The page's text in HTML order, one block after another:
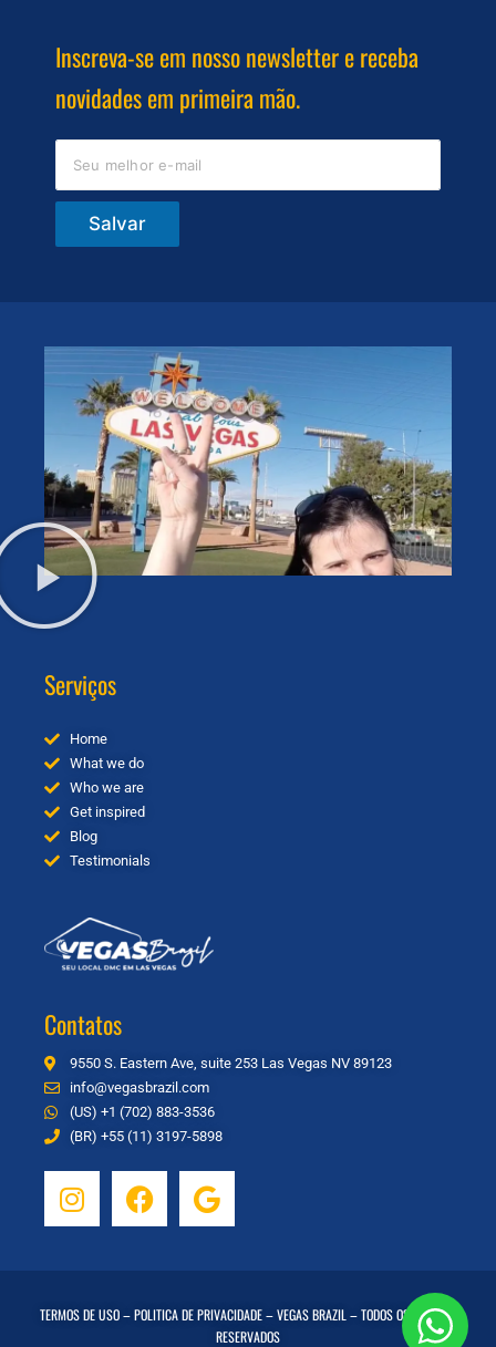
Inscreva-se em nosso newsletter e receba
novidades em primeira mão.
Salvar
Serviços
Home
What we do
Who we are
Get inspired
Blog
Testimonials
Contatos
9550 S. Eastern Ave, suite 253 Las Vegas NV 89123
info@vegasbrazil.com
(US) +1 (702) 883-3536
(BR) +55 (11) 3197-5898
TERMOS DE USO–POLITICA DE PRIVACIDADE– VEGAS BRAZIL – TODOS OS DIREITOS
RESERVADOS